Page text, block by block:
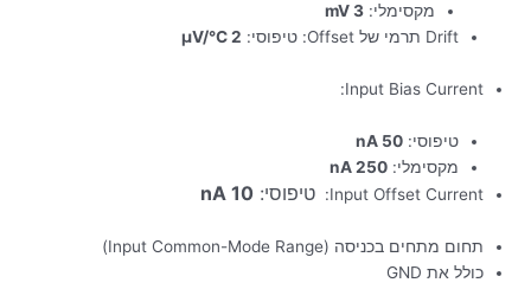
מקסימלי:3 mV
Drift תרמי של Offset: טיפוסי:
2 µV/°C
Input Bias Current:
טיפוסי: 50 nA
מקסימלי: 250 nA
Input Offset Current:
טיפוסי: 10 nA
תחום מתחים בכניסה (Input Common-Mode Range)
כולל את GND